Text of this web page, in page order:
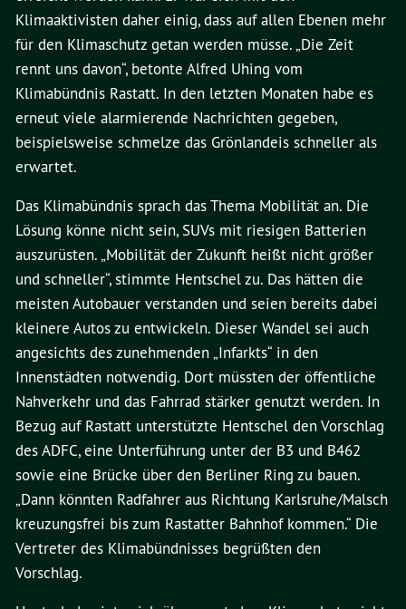
Klimaaktivisten daher einig, dass auf allen Ebenen mehr
für den Klimaschutz getan werden müsse. „Die Zeit
rennt uns davon“, betonte Alfred Uhing vom
Klimabündnis Rastatt. In den letzten Monaten habe es
erneut viele alarmierende Nachrichten gegeben,
beispielsweise schmelze das Grönlandeis schneller als
erwartet.
Das Klimabündnis sprach das Thema Mobilität an. Die
Lösung könne nicht sein, SUVs mit riesigen Batterien
auszurüsten. „Mobilität der Zukunft heißt nicht größer
und schneller“, stimmte Hentschel zu. Das hätten die
meisten Autobauer verstanden und seien bereits dabei
kleinere Autos zu entwickeln. Dieser Wandel sei auch
angesichts des zunehmenden „Infarkts“ in den
Innenstädten notwendig. Dort müssten der öffentliche
Nahverkehr und das Fahrrad stärker genutzt werden. In
Bezug auf Rastatt unterstützte Hentschel den Vorschlag
des ADFC, eine Unterführung unter der B3 und B462
sowie eine Brücke über den Berliner Ring zu bauen.
„Dann könnten Radfahrer aus Richtung Karlsruhe/Malsch
kreuzungsfrei bis zum Rastatter Bahnhof kommen.“ Die
Vertreter des Klimabündnisses begrüßten den
Vorschlag.